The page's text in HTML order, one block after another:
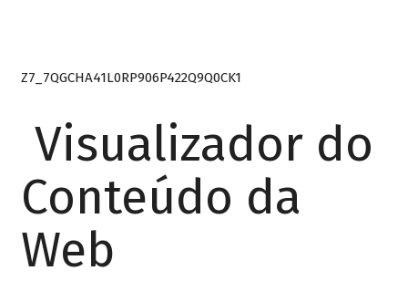
Z7_7QGCHA41L0RP906P422Q9Q0CK1
Visualizador do
Conteúdo da
Web